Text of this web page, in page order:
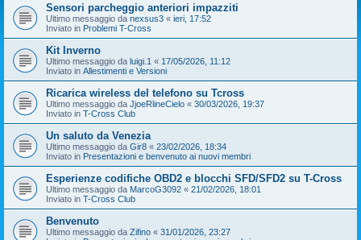
Sensori parcheggio anteriori impazziti
Ultimo messaggio da nexsus3 « ieri, 17:52
Inviato in Problemi T-Cross
Kit Inverno
Ultimo messaggio da luigi.1 « 17/05/2026, 11:12
Inviato in Allestimenti e Versioni
Ricarica wireless del telefono su Tcross
Ultimo messaggio da JjoeRlineCielo « 30/03/2026, 19:37
Inviato in T-Cross Club
Un saluto da Venezia
Ultimo messaggio da Gir8 « 23/02/2026, 18:34
Inviato in Presentazioni e benvenuto ai nuovi membri
Esperienze codifiche OBD2 e blocchi SFD/SFD2 su T-Cross
Ultimo messaggio da MarcoG3092 « 21/02/2026, 18:01
Inviato in T-Cross Club
Benvenuto
Ultimo messaggio da Zifino « 31/01/2026, 23:27